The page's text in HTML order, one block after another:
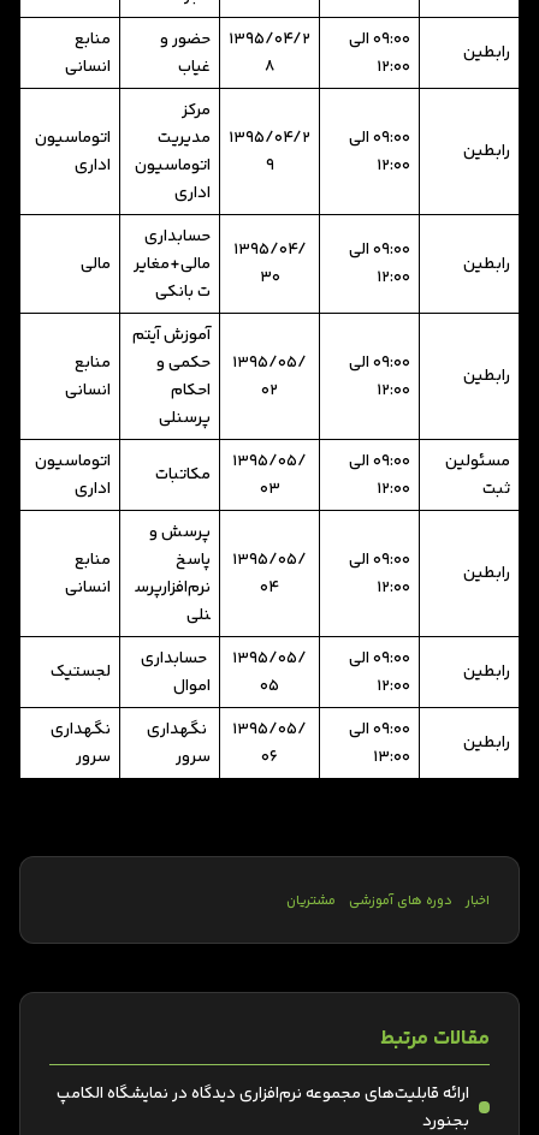
رابطین
09:00 الی
12:00
1395/04/2
8
حضور و
غیاب
منابع
انسانی
رابطین
09:00 الی
12:00
1395/04/2
9
مرکز
مدیریت
اتوماسیون
اداری
اتوماسیون
اداری
رابطین
09:00 الی
12:00
1395/04/
30
حسابداری
مالی+مغایر
ت بانکی
مالی
رابطین
09:00 الی
12:00
1395/05/
02
آموزش آیتم
حکمی و
احکام
پرسنلی
منابع
انسانی
مسئولین
ثبت
09:00 الی
12:00
1395/05/
03
مکاتبات
اتوماسیون
اداری
رابطین
09:00 الی
12:00
1395/05/
04
پرسش و
پاسخ
نرم‌افزارپرس
نلی
منابع
انسانی
رابطین
09:00 الی
12:00
1395/05/
05
حسابداری
اموال
لجستیک
رابطین
09:00 الی
13:00
1395/05/
06
نگهداری
سرور
نگهداری
سرور
اخبار دوره های آموزشی مشتریان
مقالات مرتبط
ارائه قابلیت‌های مجموعه نرم‌افزاری دیدگاه در نمایشگاه الکامپ
بجنورد